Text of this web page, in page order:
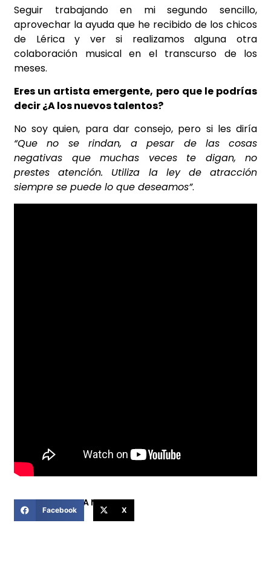
Seguir trabajando en mi segundo sencillo,
aprovechar la ayuda que he recibido de los chicos
de Lérica y ver si realizamos alguna otra
colaboración musical en el transcurso de los
meses.
Eres un artista emergente, pero que le podrías
decir ¿A los nuevos talentos?
No soy quien, para dar consejo, pero si les diría
“Que no se rindan, a pesar de las cosas
negativas que muchas veces te digan, no
prestes atención. Utiliza la ley de atracción
siempre se puede lo que deseamos”.
COMPARTIR ESTA NOTICIA
Facebook X